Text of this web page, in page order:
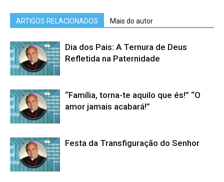
ARTIGOS RELACIONADOS Mais do autor
Dia dos Pais: A Ternura de Deus
Refletida na Paternidade
“Família, torna-te aquilo que és!” “O
amor jamais acabará!”
Festa da Transfiguração do Senhor